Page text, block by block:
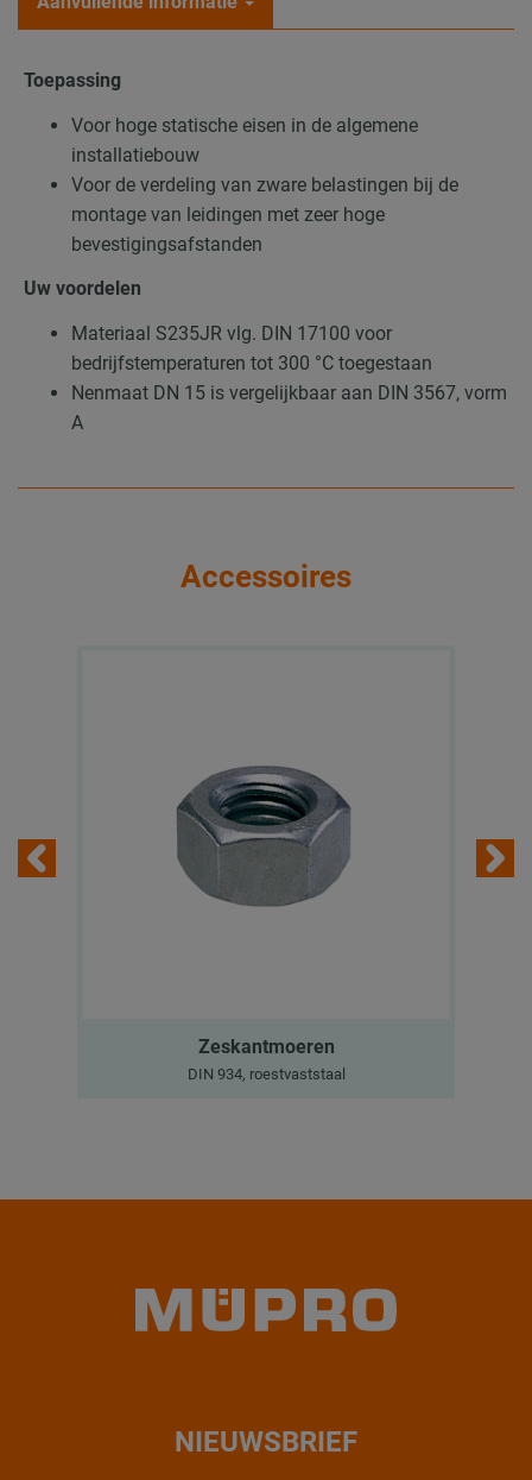
Toepassing
Voor hoge statische eisen in de algemene
installatiebouw
Voor de verdeling van zware belastingen bij de
montage van leidingen met zeer hoge
bevestigingsafstanden
Uw voordelen
Materiaal S235JR vlg. DIN 17100 voor
bedrijfstemperaturen tot 300 °C toegestaan
Nenmaat DN 15 is vergelijkbaar aan DIN 3567, vorm
A
Accessoires
Zeskantmoeren
DIN 934, roestvaststaal
NIEUWSBRIEF